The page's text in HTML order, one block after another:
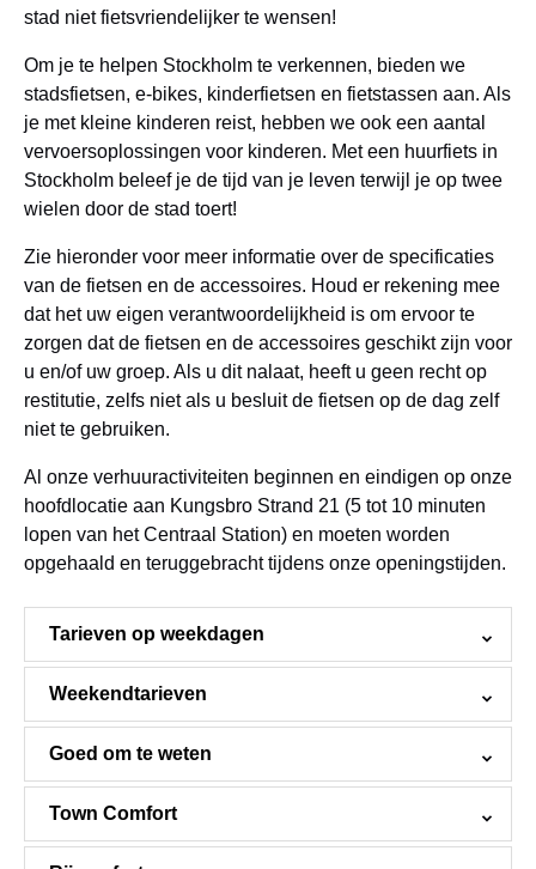
stad niet fietsvriendelijker te wensen!
Om je te helpen Stockholm te verkennen, bieden we
stadsfietsen, e-bikes, kinderfietsen en fietstassen aan. Als
je met kleine kinderen reist, hebben we ook een aantal
vervoersoplossingen voor kinderen. Met een huurfiets in
Stockholm beleef je de tijd van je leven terwijl je op twee
wielen door de stad toert!
Zie hieronder voor meer informatie over de specificaties
van de fietsen en de accessoires. Houd er rekening mee
dat het uw eigen verantwoordelijkheid is om ervoor te
zorgen dat de fietsen en de accessoires geschikt zijn voor
u en/of uw groep. Als u dit nalaat, heeft u geen recht op
restitutie, zelfs niet als u besluit de fietsen op de dag zelf
niet te gebruiken.
Al onze verhuuractiviteiten beginnen en eindigen op onze
hoofdlocatie aan Kungsbro Strand 21 (5 tot 10 minuten
lopen van het Centraal Station) en moeten worden
opgehaald en teruggebracht tijdens onze openingstijden.
Tarieven op weekdagen
Weekendtarieven
Goed om te weten
Town Comfort